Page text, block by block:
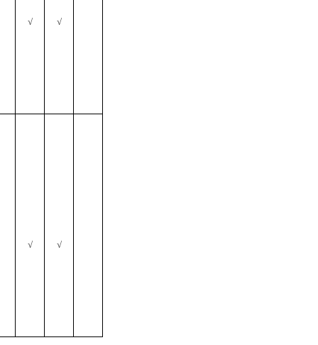
√ √
√ √